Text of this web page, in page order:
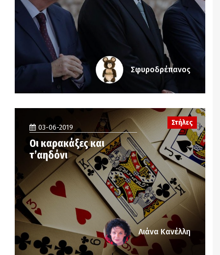
Σφυροδρέπανος
03-06-2019
Οι καρακάξες και
τ’αηδόνι
Στήλες
Λιάνα Κανέλλη